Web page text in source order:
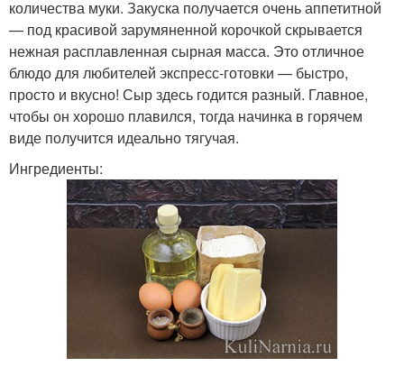
количества муки. Закуска получается очень аппетитной
— под красивой зарумяненной корочкой скрывается
нежная расплавленная сырная масса. Это отличное
блюдо для любителей экспресс-готовки — быстро,
просто и вкусно! Сыр здесь годится разный. Главное,
чтобы он хорошо плавился, тогда начинка в горячем
виде получится идеально тягучая.
Ингредиенты: